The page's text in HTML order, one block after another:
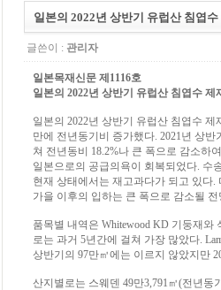
일본의 2022년 상반기 유럽산 침엽
글쓴이 : 관리자
일본목재신문 제1116호
일본의 2022년 상반기 유럽산 침엽수
일본의 2022년 상반기 유럽산 침엽수 제
만에 전년동기비 증가했다. 2021년 상
쳐 전년동비 18.2%나 큰 폭으로 감소하
일본으로의 공급의욕이 회복되었다. 수
현재 상태에서는 재고과다가 되고 있다
가을 이후의 입하는 큰 폭으로 감소될 전
품목별 내역은 Whitewood KD 기둥재와
로는 과거 5년간에 걸쳐 가장 많았다.
상반기의 97만㎥에는 이르지 않았지만
산지별로는 스웨덴 49만3,791㎥(전년동